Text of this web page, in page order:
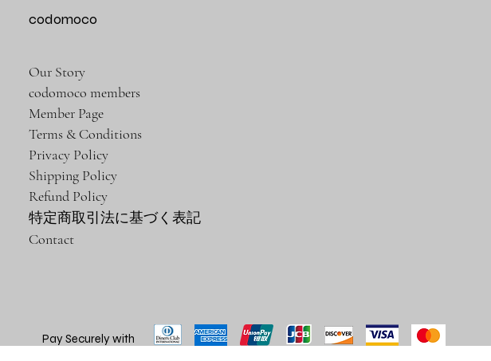
codomoco
Our Story
codomoco members
Member Page
Terms & Conditions
Privacy Policy
Shipping Policy
Refund Policy
特定商取引法に基づく表記
Contact
Pay Securely with